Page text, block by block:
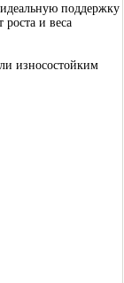
поддержку
роста и веса
износостойким